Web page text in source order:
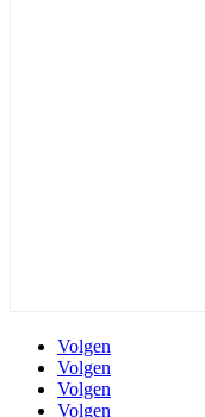
Volgen
Volgen
Volgen
Volgen